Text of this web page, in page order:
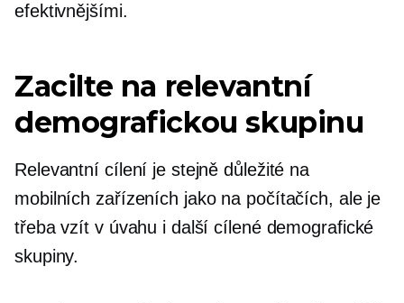
efektivnějšími.
Zacilte na relevantní
demografickou skupinu
Relevantní cílení je stejně důležité na
mobilních zařízeních jako na počítačích, ale je
třeba vzít v úvahu i další cílené demografické
skupiny.